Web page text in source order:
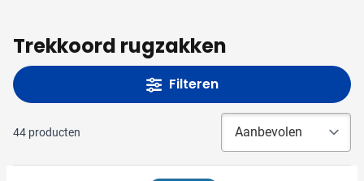
Trekkoord rugzakken
Filteren
44 producten